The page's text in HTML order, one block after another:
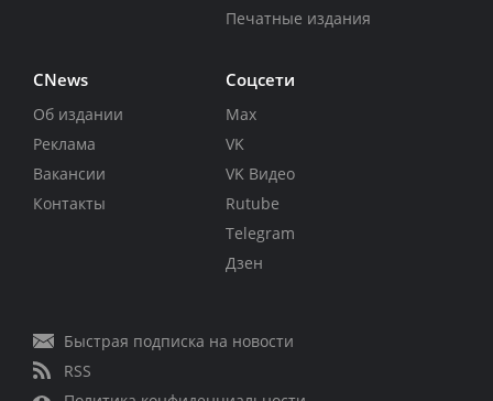
Печатные издания
CNews
Об издании
Реклама
Вакансии
Контакты
Соцсети
Max
VK
VK Видео
Rutube
Telegram
Дзен
Быстрая подписка на новости
RSS